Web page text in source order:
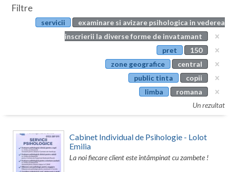
Botosani
Calarasi
Caras-Severin
Cluj
Articole
Evenimente
Filtre
servicii
examinare si avizare psihologica in vederea
inscrierii la diverse forme de invatamant
pret
150
zone geografice
central
public tinta
copii
limba
romana
Un rezultat
Cabinet Individual de Psihologie - Lolot
Emilia
La noi fiecare client este întâmpinat cu zambete !